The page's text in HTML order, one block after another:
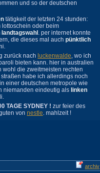
und so der deutschen
tätigkeit der letzten 24 stunden:
lottoschein oder beim
. per internet konnte
die dieses mal auch pünktlich
zurück nach luckenwalde, wo ich
bieten kann. hier in australien
wohl die zweitmeisten rechten
habe ich allerdings noch
einer deutschen metropole wie
niemanden eindeutig als linken
TAGE SYDNEY ! zur feier des
von nestle. mahlzeit !
archiv